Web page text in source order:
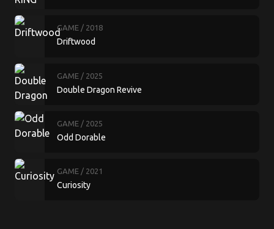
GAME / 2018
Driftwood
GAME / 2025
Double Dragon Revive
GAME / 2025
Odd Dorable
GAME / 2021
Curiosity